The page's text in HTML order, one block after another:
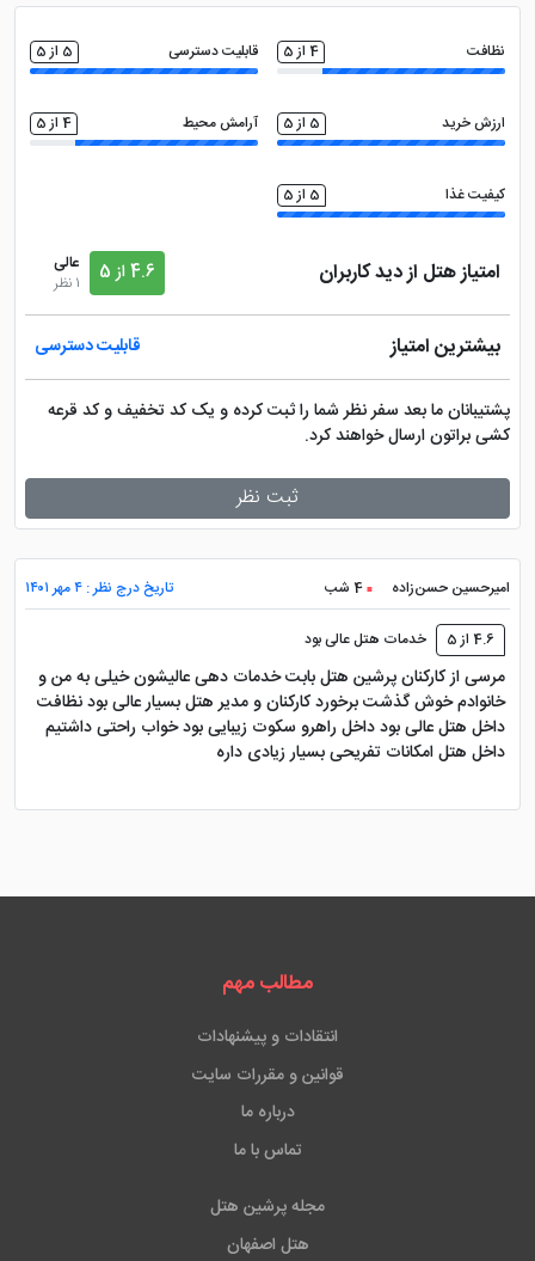
ارائه می شود.سالن بدنسازی تلویزیون ال سی دی
نظافت 4 از 5 قابلیت دسترسی 5 از 5
ارزش خرید 5 از 5 آرامش محیط 4 از 5
کیفیت غذا 5 از 5
امتیاز هتل از دید کاربران 4.6 از 5
عالی
1 نظر
بیشترین امتیاز قابلیت دسترسی
پشتیبانان ما بعد سفر نظر شما را ثبت کرده و یک کد تخفیف و کد قرعه
کشی براتون ارسال خواهند کرد.
ثبت نظر
امیرحسین حسن‌زاده 4 شب تاریخ درج نظر : ۴ مهر ۱۴۰۱
4.6 از 5 خدمات هتل عالی بود
مرسی از کارکنان پرشین هتل بابت خدمات دهی عالیشون خیلی به من و
خانوادم خوش گذشت برخورد کارکنان و مدیر هتل بسیار عالی بود نظافت
داخل هتل عالی بود داخل راهرو سکوت زیبایی بود خواب راحتی داشتیم
داخل هتل امکانات تفریحی بسیار زیادی داره
مطالب مهم
انتقادات و پیشنهادات
قوانین و مقررات سایت
درباره ما
تماس با ما
مجله پرشین هتل
هتل اصفهان